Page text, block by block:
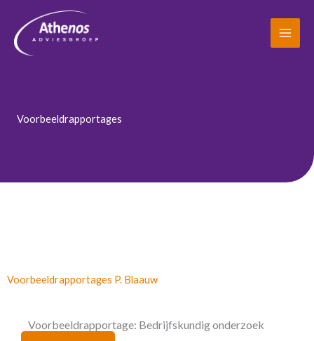
naar
Voorbeeldrapportages
Voorbeeldrapportages P. Blaauw
Voorbeeldrapportage: Bedrijfskundig onderzoek